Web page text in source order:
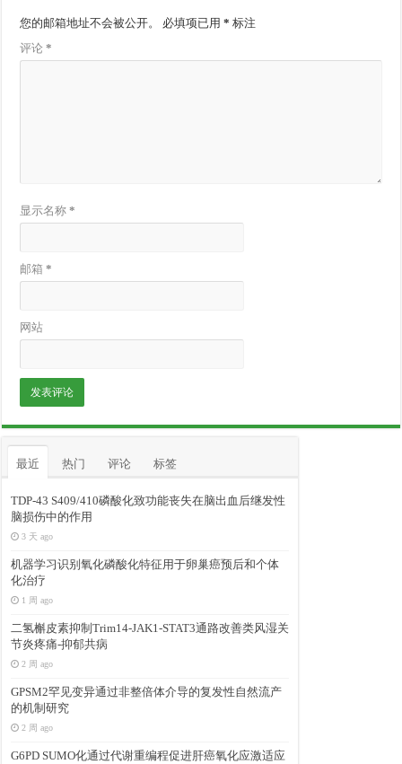
您的邮箱地址不会被公开。 必填项已用* 标注
评论*
显示名称*
邮箱*
网站
最近 热门 评论 标签
TDP-43 S409/410磷酸化致功能丧失在脑出血后继发性
脑损伤中的作用
3 天 ago
机器学习识别氧化磷酸化特征用于卵巢癌预后和个体
化治疗
1 周 ago
二氢槲皮素抑制Trim14-JAK1-STAT3通路改善类风湿关
节炎疼痛-抑郁共病
2 周 ago
GPSM2罕见变异通过非整倍体介导的复发性自然流产
的机制研究
2 周 ago
G6PD SUMO化通过代谢重编程促进肝癌氧化应激适应